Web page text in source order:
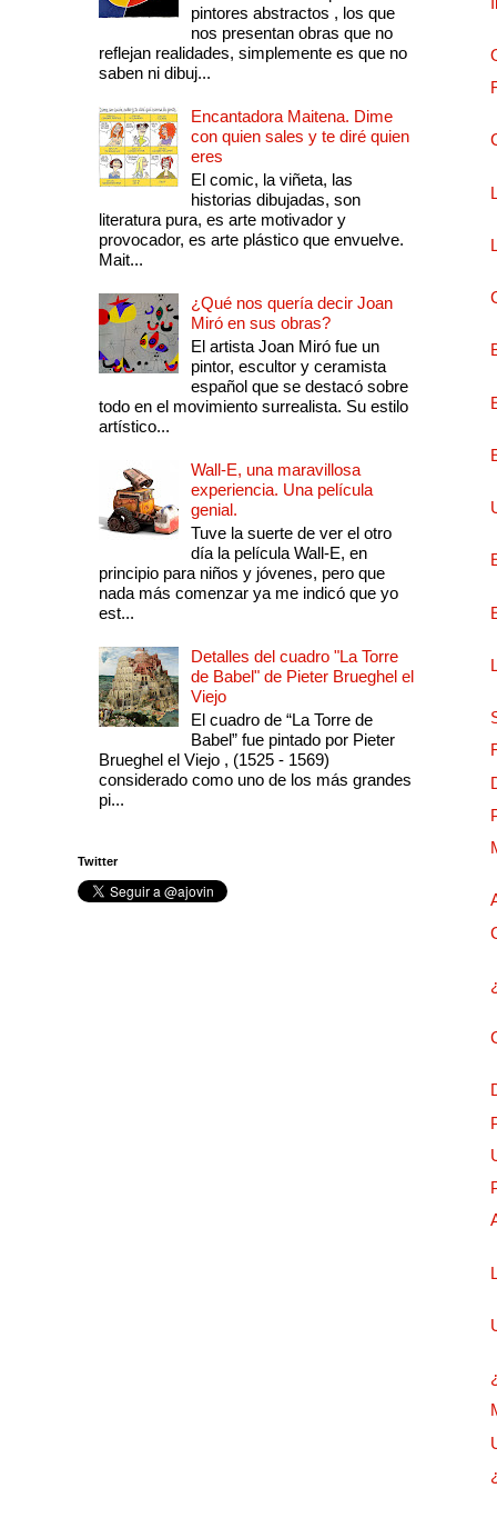
pintores abstractos , los que
nos presentan obras que no
reflejan realidades, simplemente es que no
saben ni dibuj...
Encantadora Maitena. Dime
con quien sales y te diré quien
eres
El comic, la viñeta, las
historias dibujadas, son
literatura pura, es arte motivador y
provocador, es arte plástico que envuelve.
Mait...
¿Qué nos quería decir Joan
Miró en sus obras?
El artista Joan Miró fue un
pintor, escultor y ceramista
español que se destacó sobre
todo en el movimiento surrealista. Su estilo
artístico...
Wall-E, una maravillosa
experiencia. Una película
genial.
Tuve la suerte de ver el otro
día la película Wall-E, en
principio para niños y jóvenes, pero que
nada más comenzar ya me indicó que yo
est...
Detalles del cuadro "La Torre
de Babel" de Pieter Brueghel el
Viejo
El cuadro de “La Torre de
Babel” fue pintado por Pieter
Brueghel el Viejo , (1525 - 1569)
considerado como uno de los más grandes
pi...
Twitter